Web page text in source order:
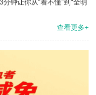
钟让你从“看不懂”到“全明
查看更多+